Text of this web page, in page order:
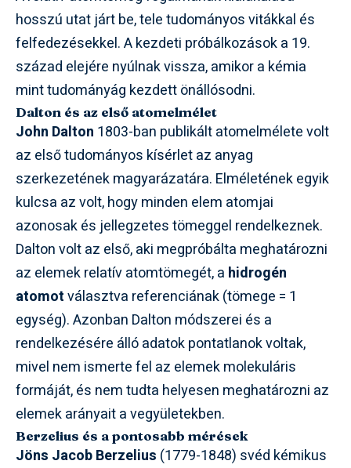
hosszú utat járt be, tele tudományos vitákkal és
felfedezésekkel. A kezdeti próbálkozások a 19.
század elejére nyúlnak vissza, amikor a kémia
mint tudományág kezdett önállósodni.
Dalton és az első atomelmélet
John Dalton 1803-ban publikált atomelmélete volt
az első tudományos kísérlet az anyag
szerkezetének magyarázatára. Elméletének egyik
kulcsa az volt, hogy minden elem atomjai
azonosak és jellegzetes tömeggel rendelkeznek.
Dalton volt az első, aki megpróbálta meghatározni
az elemek relatív atomtömegét, a hidrogén
atomotválasztva referenciának (tömege = 1
egység). Azonban Dalton módszerei és a
rendelkezésére álló adatok pontatlanok voltak,
mivel nem ismerte fel az elemek molekuláris
formáját, és nem tudta helyesen meghatározni az
elemek arányait a vegyületekben.
Berzelius és a pontosabb mérések
Jöns Jacob Berzelius (1779-1848) svéd kémikus